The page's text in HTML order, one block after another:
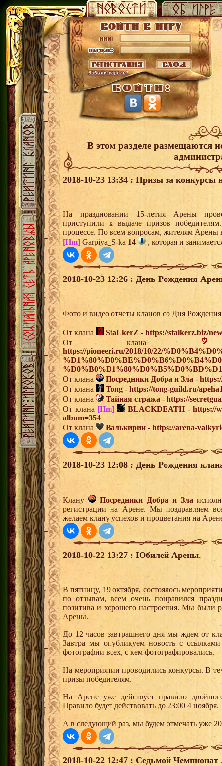
В этом разделе размещаются
2018-10-23 13:34 : Призы за конкурсы
На праздновании 15-летия Арены
приступили к выдаче призов
процессе. По всем вопросам, жителям Арены
[Hm] Garpiya_S-ka 14 , которая и
2018-10-23 12:26 : День Рождения
Фото и видео отчеты кланов со Дня
От клана StaLkerZ - https://stalkerz.biz/
От клана
https://pioneeri.ru/2018/10/22/
От клана
Посредники Добра и Зла -
От клана
Tong - https://tong-guild.ru/
От клана
Тайная стража - https://
От клана [Hm] BLACKDEATH- https://
album=354
От клана
Валькирии - https://arena-
2018-10-23 12:08 : День Рождения
Клану Посредники Добра и Зла
регистрации на Арене. Мы поздравляем
желаем клану успехов и процветания на
2018-10-22 13:27 : Юбилей Арены.
В пятницу, 19 октября, состоялось
по отзывам, всем очень понравился
позитива и хорошего настроения. Мы были
Арены.
До 12 часов завтрашнего дня мы ждем от
Завтра мы опубликуем новость с
фотографии всех, с кем фотографировались.
На мероприятии проводились конкурсы. В
призы победителям.
На Арене уже действует правило
Правило будет действовать до 23:00 4 ноября.
А в следующий раз, мы будем отмечать уже
2018-10-22 12:47 : Седьмой